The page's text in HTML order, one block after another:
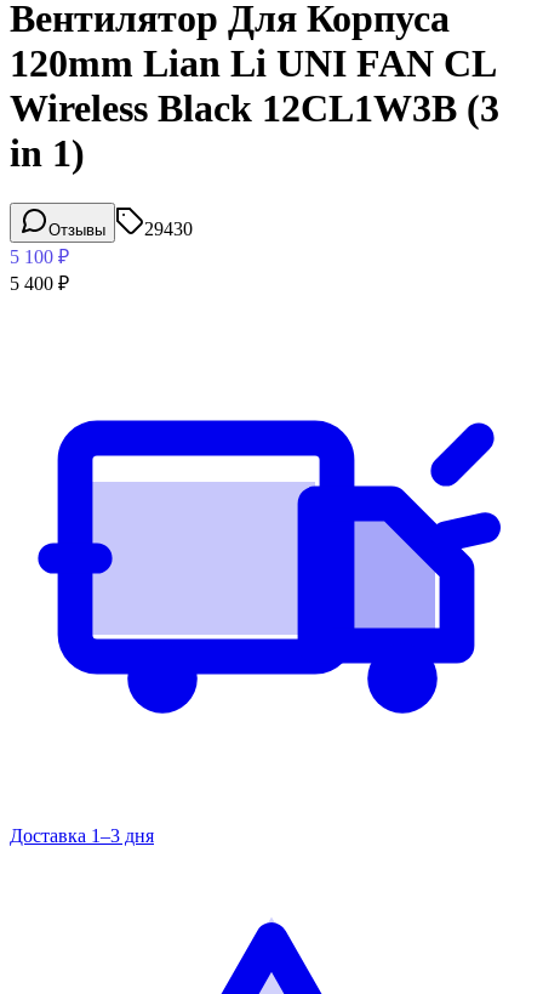
Вентилятор Для Корпуса
120mm Lian Li UNI FAN CL
Wireless Black 12CL1W3B (3
in 1)
Отзывы
29430
5 100 ₽
5 400 ₽
Доставка 1–3 дня